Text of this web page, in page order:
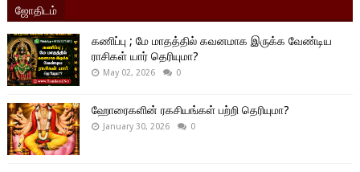
ஜோதிடம்
கணிப்பு ; மே மாதத்தில் கவனமாக இருக்க வேண்டிய
ராசிகள் யார் தெரியுமா?
May 02, 2026 0
ஹோரைகளின் ரகசியங்கள் பற்றி தெரியுமா?
January 30, 2026 0